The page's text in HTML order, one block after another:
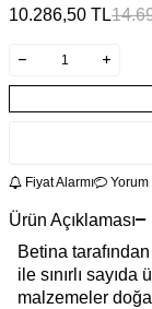
10.286,50 TL
Fiyat Alarmı Yorum
Ürün Açıklaması
Betina
ile sınırlı
malzemeler